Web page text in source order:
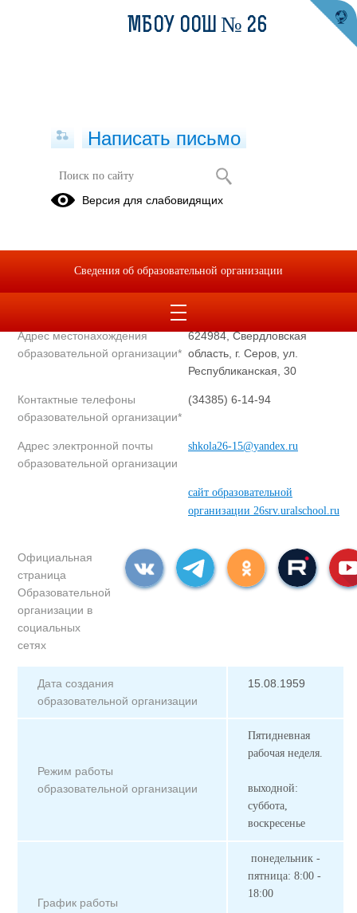
Полное наименование
образовательной организации* общеобразовательное
образовательной организации*
Адрес местонахождения
образовательной организации*
624984, Свердловская
область, г. Серов, ул.
Республиканская, 30
Контактные телефоны
образовательной организации*
(34385) 6-14-94
Адрес электронной почты
образовательной организации
shkola26-15@yandex.ru
сайт образовательной
организации 26srv.uralschool.ru
Официальная
страница
Образовательной
организации в
социальных
сетях
Дата создания
образовательной организации
15.08.1959
Режим работы
образовательной организации
Пятидневная
рабочая неделя.
выходной:
суббота,
воскресенье
График работы
понедельник -
пятница: 8:00 -
18:00
МБОУ ООШ № 26
Написать письмо
Версия для слабовидящих
Сведения об образовательной организации